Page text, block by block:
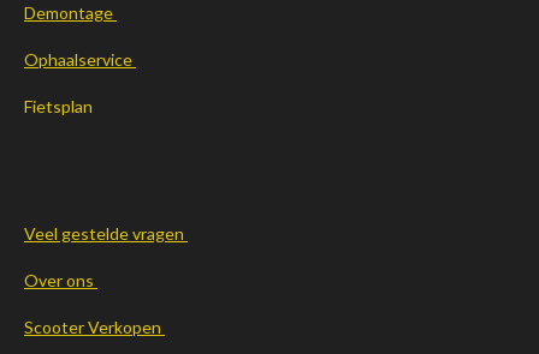
Demontage
Ophaalservice
Fietsplan
Veel gestelde vragen
Over ons
Scooter Verkopen